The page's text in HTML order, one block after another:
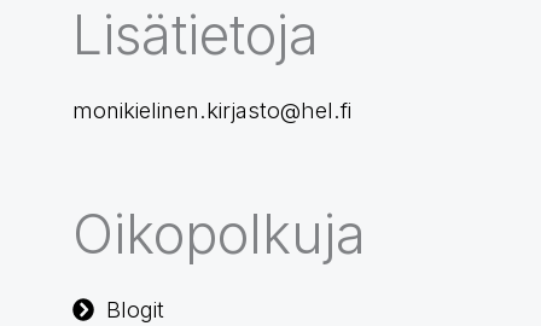
Lisätietoja
monikielinen.kirjasto@hel.fi
Oikopolkuja
Blogit